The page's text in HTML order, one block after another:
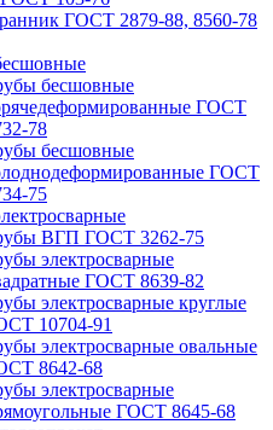
ГОСТ 2879-88, 8560-78
бесшовные
ГОСТ
78
бесшовные
ГОСТ
75
ВГП ГОСТ 3262-75
электросварные
ГОСТ 8639-82
электросварные круглые
10704-91
электросварные овальные
8642-68
электросварные
ГОСТ 8645-68